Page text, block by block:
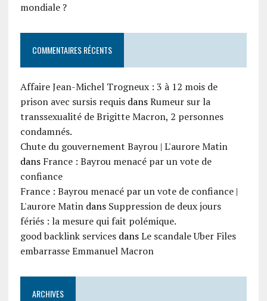
mondiale ?
COMMENTAIRES RÉCENTS
Affaire Jean-Michel Trogneux : 3 à 12 mois de
prison avec sursis requisdansRumeur sur la
transsexualité de Brigitte Macron, 2 personnes
condamnés.
Chute du gouvernement Bayrou | L'aurore Matin
dans France : Bayrou menacé par un vote de
confiance
France : Bayrou menacé par un vote de confiance |
L'aurore Matindans Suppression de deux jours
fériés : la mesure qui fait polémique.
good backlink servicesdansLe scandale Uber Files
embarrasse Emmanuel Macron
ARCHIVES